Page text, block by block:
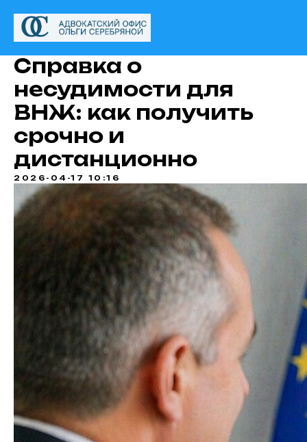
Справка о
несудимости для
ВНЖ: как получить
срочно и
дистанционно
2026-04-17 10:16